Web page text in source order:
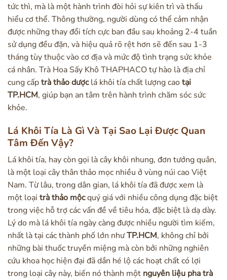
tức thì, mà là một hành trình đòi hỏi sự kiên trì và thấu
hiểu cơ thể. Thông thường, người dùng có thể cảm nhận
được những thay đổi tích cực ban đầu sau khoảng 2-4 tuần
sử dụng đều đặn, và hiệu quả rõ rệt hơn sẽ đến sau 1-3
tháng tùy thuộc vào cơ địa và mức độ tình trạng sức khỏe
cá nhân. Trà Hoa Sấy Khô THAPHACO tự hào là địa chỉ
cung cấptrà thảo dượclá khôi tía chất lượng caotại
TP.HCM, giúp bạn an tâm trên hành trình chăm sóc sức
khỏe.
Lá Khôi Tía Là Gì Và Tại Sao Lại Được Quan
Tâm Đến Vậy?
Lá khôi tía, hay còn gọi là cây khôi nhung, đơn tướng quân,
là một loại cây thân thảo mọc nhiều ở vùng núi cao Việt
Nam. Từ lâu, trong dân gian, lá khôi tía đã được xem là
một loại trà thảo mộcquý giá với nhiều công dụng đặc biệt
trong việc hỗ trợ các vấn đề về tiêu hóa, đặc biệt là dạ dày.
Lý do mà lá khôi tía ngày càng được nhiều người tìm kiếm,
nhất là tại các thành phố lớn nhưTP.HCM, không chỉ bởi
những bài thuốc truyền miệng mà còn bởi những nghiên
cứu khoa học hiện đại đã dần hé lộ các hoạt chất có lợi
trong loại cây này, biến nó thành một nguyên liệu pha trà